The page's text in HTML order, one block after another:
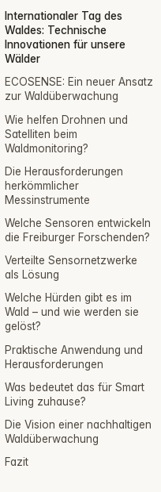
Internationaler Tag des
Waldes: Technische
Innovationen für unsere
Wälder
ECOSENSE: Ein neuer Ansatz
zur Waldüberwachung
Wie helfen Drohnen und
Satelliten beim
Waldmonitoring?
Die Herausforderungen
herkömmlicher
Messinstrumente
Welche Sensoren entwickeln
die Freiburger Forschenden?
Verteilte Sensornetzwerke
als Lösung
Welche Hürden gibt es im
Wald – und wie werden sie
gelöst?
Praktische Anwendung und
Herausforderungen
Was bedeutet das für Smart
Living zuhause?
Die Vision einer nachhaltigen
Waldüberwachung
Fazit